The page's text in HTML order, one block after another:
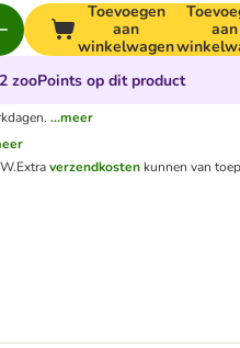
Toevoegen
aan
winkelwagen
aan
zooPoints op dit product
...meer
Extraverzendkosten kunnen van